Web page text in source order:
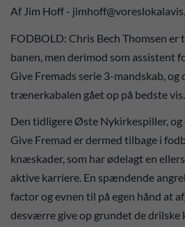
Af Jim Hoff -
FODBOLD: Chris Bech Thomsen er
banen, men derimod som assistent
Give Fremads serie 3-mandskab, og
trænerkabalen gået op på bedste vis.
Den tidligere Øste Nykirkespiller,
Give Fremad er dermed tilbage i
knæskader, som har ødelagt en
aktive karriere. En spændende
factor og evnen til på egen hånd at
desværre give op grundet de drilske